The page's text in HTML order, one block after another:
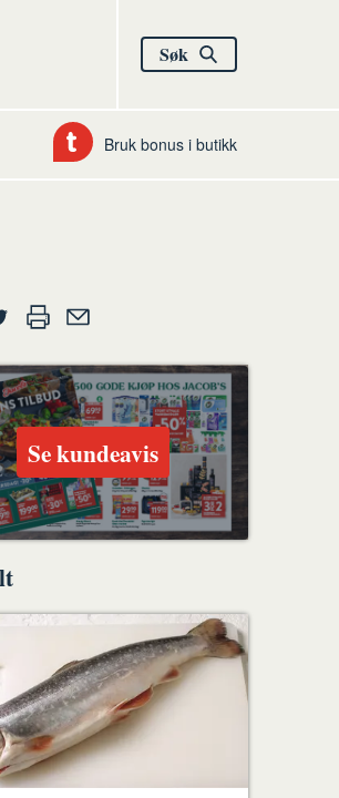
Søk
Bruk bonus i butikk
ut en
venn
Se kundeavis